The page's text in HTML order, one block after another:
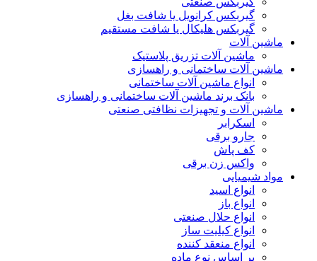
گیربکس کرانویل یا شافت بغل
گیربکس هلیکال یا شافت مستقیم
ماشین آلات
ماشین آلات تزریق پلاستیک
ماشین آلات ساختمانی و راهسازی
انواع ماشین آلات ساختمانی
بانک برند ماشین آلات ساختمانی و راهسازی
ماشین آلات و تجهیزات نظافتی صنعتی
اسکرابر
جارو برقی
کف پاش
واکس زن برقی
مواد شیمیایی
انواع اسید
انواع باز
انواع حلال صنعتی
انواع کیلیت ساز
انواع منعقد کننده
بر اساس نوع ماده